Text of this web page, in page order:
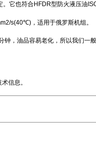
它也符合HFDR型防火液压油
s(40℃)，适用于俄罗斯机组。
，油品容易老化，所以我们一
信息。